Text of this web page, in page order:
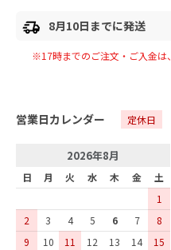
8月10日までに発送
※17時までのご注文・ご入金は、
営業日カレンダー 定休日
2026年8月
日 月 火 水 木 金
土
1
2
3 4 5 6 7
8
9
10 11 12 13 14
15